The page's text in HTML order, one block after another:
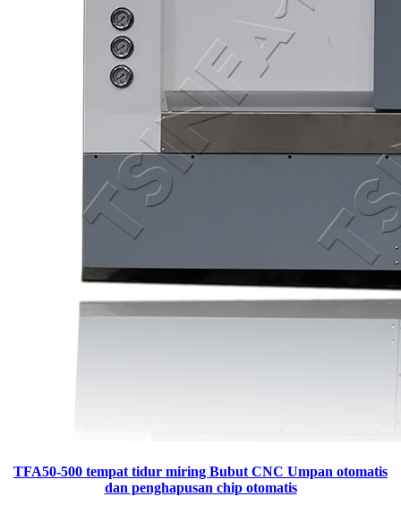
TFA50-500 tempat tidur miring Bubut CNC Umpan otomatis
dan penghapusan chip otomatis